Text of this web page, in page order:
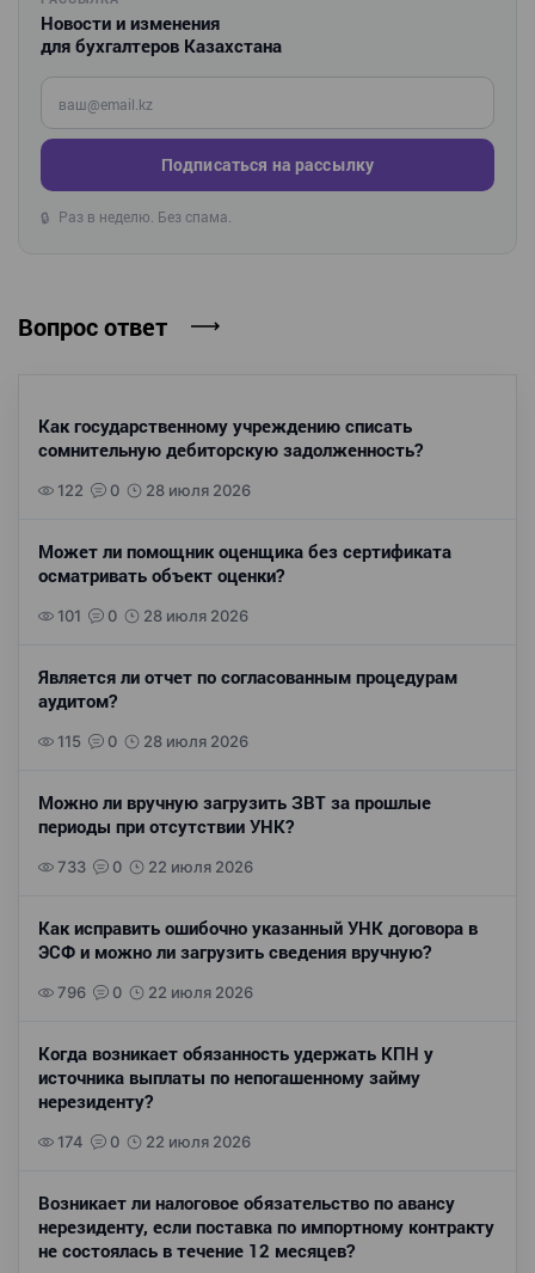
Новости и изменения
для бухгалтеров Казахстана
Введите ваш e-mail
Подписаться на рассылку
🔒 Раз в неделю. Без спама.
Вопрос ответ
Как государственному учреждению списать
сомнительную дебиторскую задолженность?
122 0 28 июля 2026
Может ли помощник оценщика без сертификата
осматривать объект оценки?
101 0 28 июля 2026
Является ли отчет по согласованным процедурам
аудитом?
115 0 28 июля 2026
Можно ли вручную загрузить ЗВТ за прошлые
периоды при отсутствии УНК?
733 0 22 июля 2026
Как исправить ошибочно указанный УНК договора в
ЭСФ и можно ли загрузить сведения вручную?
796 0 22 июля 2026
Когда возникает обязанность удержать КПН у
источника выплаты по непогашенному займу
нерезиденту?
174 0 22 июля 2026
Возникает ли налоговое обязательство по авансу
нерезиденту, если поставка по импортному контракту
не состоялась в течение 12 месяцев?